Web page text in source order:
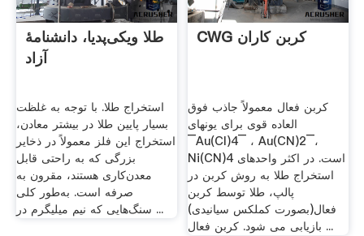
طلا ویکی‌پدیا، دانشنامهٔ
آزاد
استخراج طلا. با توجه به غلظت
بسیار پایین طلا در بیشتر معادن،
استخراج این فلز معمولاً در ذخایر
بزرگی که به راحتی قابل
معدن‌کاری هستند، مقرون به
صرفه است. به‌طور کلی
سنگ‌هایی که نیم میلیگرم در ...
CWG کربن کاران
کربن فعال معمولاً جاذب فوق
العاده قوی برای يونهای
¯Au(Cl)4¯ ، Au(CN)2¯،
Ni(CN)4 است. در اکثر واحدهای
استخراج طلا به روش کربن در
پالپ، طلا توسط کربن
فعال(بصورت کملکس سيانيدی)
بازيابی می شود. کربن فعال ...